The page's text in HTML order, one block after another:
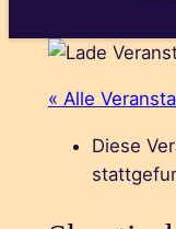
« Alle
Diese